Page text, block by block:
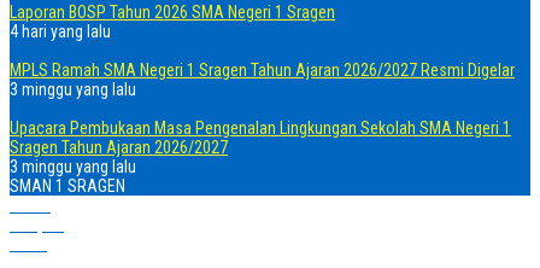
Laporan BOSP Tahun 2026 SMA Negeri 1 Sragen
4 hari yang lalu
MPLS Ramah SMA Negeri 1 Sragen Tahun Ajaran 2026/2027 Resmi Digelar
3 minggu yang lalu
Upacara Pembukaan Masa Pengenalan Lingkungan Sekolah SMA Negeri 1
Sragen Tahun Ajaran 2026/2027
3 minggu yang lalu
SMAN 1 SRAGEN